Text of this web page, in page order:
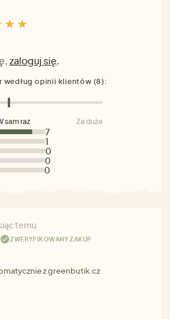
zaloguj się.
7
1
0
0
0
według opinii klientów (8):
sam raz Za duże
temu
ZWERYFIKOWANY ZAKUP
z greenbutik.cz